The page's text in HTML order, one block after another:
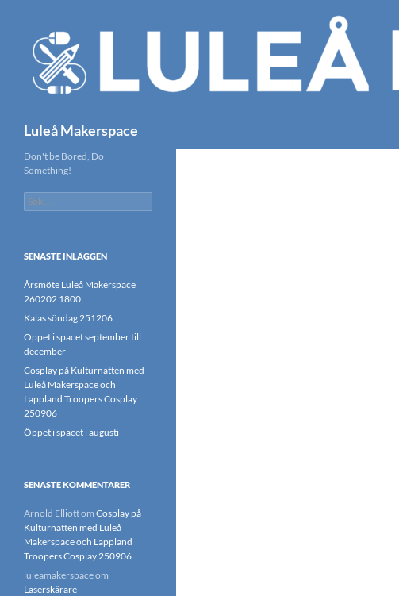
innehåll
Luleå Makerspace
Don't be Bored, Do
Something!
Sök
efter:
SENASTE INLÄGGEN
Årsmöte Luleå Makerspace
260202 1800
Kalas söndag 251206
Öppet i spacet september till
december
Cosplay på Kulturnatten med
Luleå Makerspace och
Lappland Troopers Cosplay
250906
Öppet i spacet i augusti
SENASTE KOMMENTARER
Arnold Elliottom Cosplay på
Kulturnatten med Luleå
Makerspace och Lappland
Troopers Cosplay 250906
luleamakerspaceom
Laserskärare